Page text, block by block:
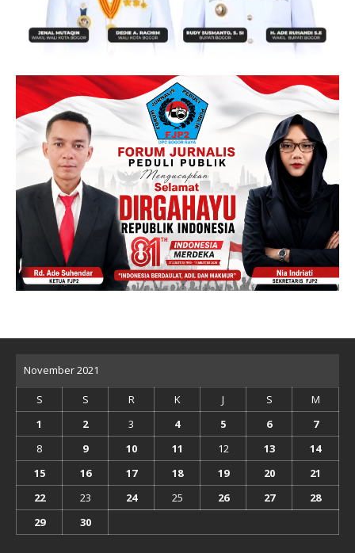
November 2021
S S R K J S
M
1
2 3 4 5 6
7
8
9 10 11 12 13
14
15
16 17 18 19 20
21
22
23 24 25 26 27
28
29
30